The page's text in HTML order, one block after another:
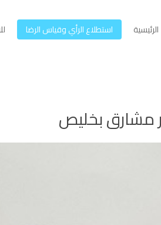
الرئيسية استطلاع الرأي وقياس الرضا
مشارق بخليص